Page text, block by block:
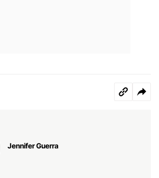
Jennifer Guerra